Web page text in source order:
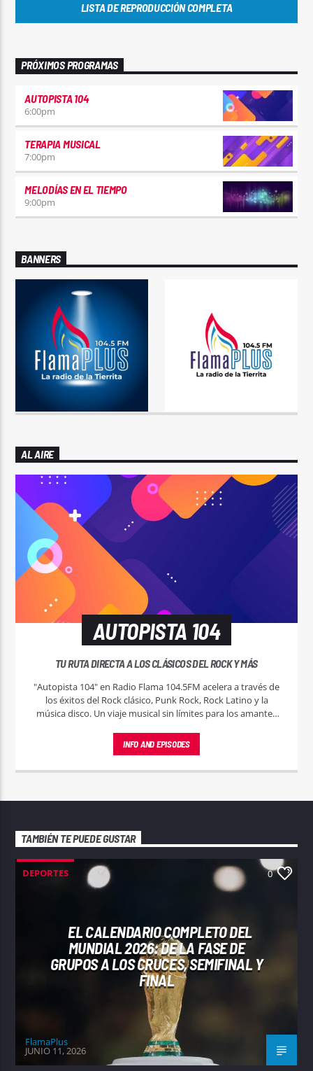
LISTA DE REPRODUCCIÓN COMPLETA
PRÓXIMOS PROGRAMAS
AUTOPISTA 104
6:00pm
TERAPIA MUSICAL
7:00pm
MELODÍAS EN EL TIEMPO
9:00pm
BANNERS
AL AIRE
AUTOPISTA 104
TU RUTA DIRECTA A LOS CLÁSICOS DEL ROCK Y MÁS
"Autopista 104" en Radio Flama 104.5FM acelera a través de
los éxitos del Rock clásico, Punk Rock, Rock Latino y la
música disco. Un viaje musical sin límites para los amantes
INFO AND EPISODES
TAMBIÉN TE PUEDE GUSTAR
DEPORTES 0
EL CALENDARIO COMPLETO DEL
MUNDIAL 2026: DE LA FASE DE
GRUPOS A LOS CRUCES, SEMIFINAL Y
FINAL
FlamaPlus
JUNIO 11, 2026